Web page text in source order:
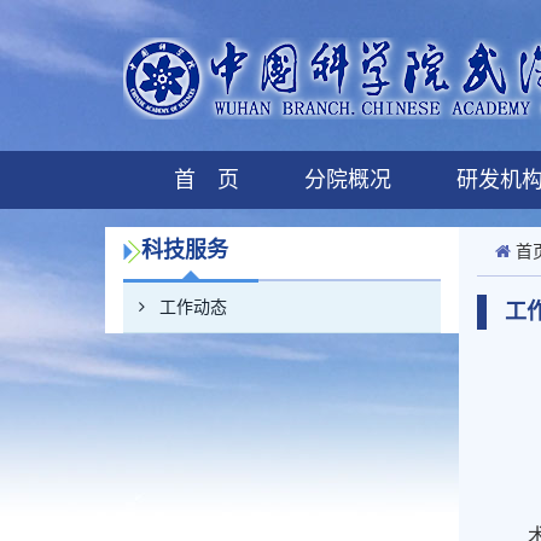
首 页 分院概况 研发机
科技服务
工作动态
首
工